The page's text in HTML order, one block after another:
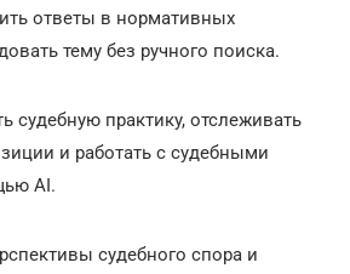
ответы в нормативных
тему без ручного поиска.
судебную практику, отслеживать
и работать с судебными
AI.
судебного спора и